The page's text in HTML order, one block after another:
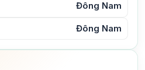
Đông Nam
Đông Nam